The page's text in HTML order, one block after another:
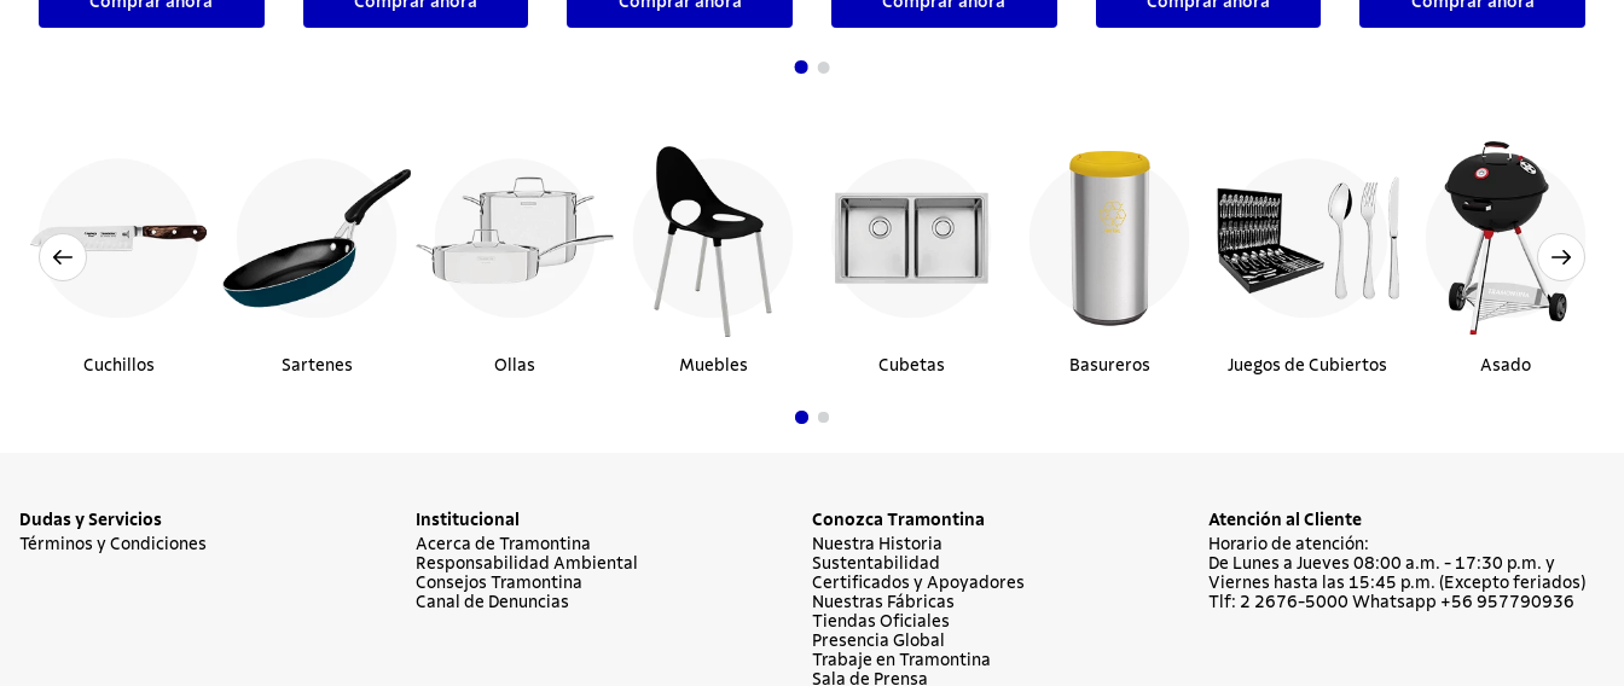
Cuchillos Sartenes Ollas Muebles Cubetas Basureros Juegos de Cubiertos Asado
Dudas y Servicios
Términos y Condiciones
Institucional
Acerca de Tramontina
Responsabilidad Ambiental
Consejos Tramontina
Canal de Denuncias
Conozca Tramontina
Nuestra Historia
Sustentabilidad
Certificados y Apoyadores
Nuestras Fábricas
Tiendas Oficiales
Presencia Global
Trabaje en Tramontina
Sala de Prensa
Atención al Cliente
Horario de atención:
De Lunes a Jueves 08:00 a.m. - 17:30 p.m. y
Viernes hasta las 15:45 p.m. (Excepto feriados)
Tlf: 2 2676-5000 Whatsapp +56 957790936